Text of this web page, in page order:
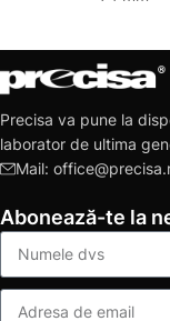
Precisa va pune la
laborator de ultima
Mail:
Abonează-te la